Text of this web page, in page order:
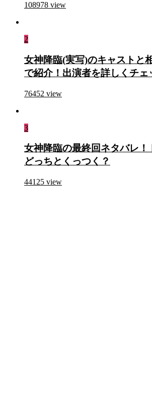
108978 view
2
女神降臨(実写)のキャストと
で紹介！出演者を詳しくチェ
76452 view
3
女神降臨の最終回ネタバレ！
どっちとくっつく？
44125 view